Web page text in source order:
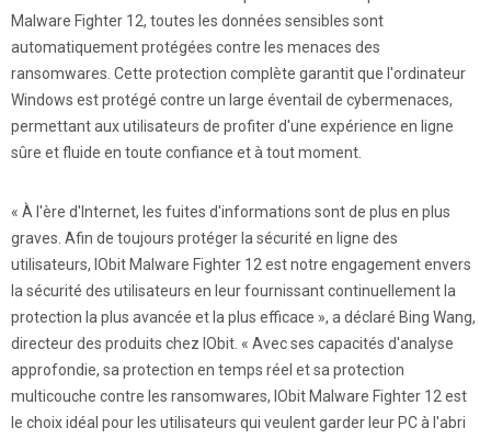
Malware Fighter 12, toutes les données sensibles sont
automatiquement protégées contre les menaces des
ransomwares. Cette protection complète garantit que l'ordinateur
Windows est protégé contre un large éventail de cybermenaces,
permettant aux utilisateurs de profiter d'une expérience en ligne
sûre et fluide en toute confiance et à tout moment.
« À l'ère d'Internet, les fuites d'informations sont de plus en plus
graves. Afin de toujours protéger la sécurité en ligne des
utilisateurs, IObit Malware Fighter 12 est notre engagement envers
la sécurité des utilisateurs en leur fournissant continuellement la
protection la plus avancée et la plus efficace », a déclaré Bing Wang,
directeur des produits chez IObit. « Avec ses capacités d'analyse
approfondie, sa protection en temps réel et sa protection
multicouche contre les ransomwares, IObit Malware Fighter 12 est
le choix idéal pour les utilisateurs qui veulent garder leur PC à l'abri